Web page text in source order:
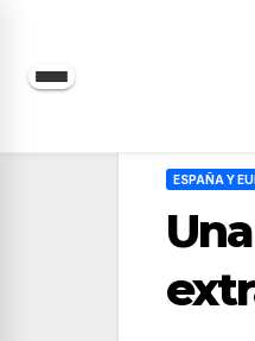
Saltar
ESPAÑA Y